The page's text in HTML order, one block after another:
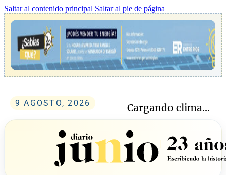
Saltar al contenido principal Saltar al pie de página
9 AGOSTO, 2026 Cargando clima...